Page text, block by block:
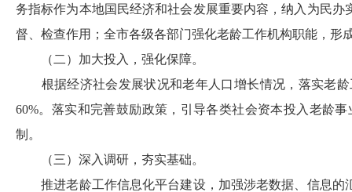
务指标作为本地国民经济和社会发展重要内容，纳入为民
督、检查作用；全市各级各部门强化老龄工作机构职能，
（二）加大投入，强化保障。
根据经济社会发展状况和老年人口增长情况，落实老
60%。落实和完善鼓励政策，引导各类社会资本投入老龄
制。
（三）深入调研，夯实基础。
推进老龄工作信息化平台建设，加强涉老数据、信息